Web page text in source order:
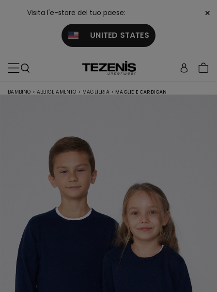
Visita l'e-store del tuo paese:
UNITED STATES
×
BAMBINO > ABBIGLIAMENTO > MAGLIERIA > MAGLIE E CARDIGAN